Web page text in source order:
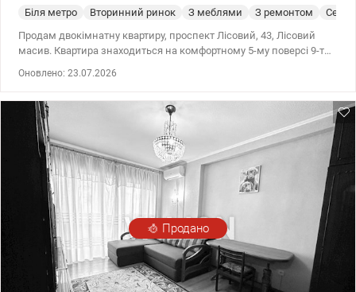
Біля метро Вторинний ринок З меблями З ремонтом
Продам двокімнатну квартиру, проспект Лісовий, 43, Лісовий
масив. Квартира знаходиться на комфортному 5-му поверсі 9-ти
технікою, що залишається новим власникам. Ліфт. Будинок
навпроти лісу Розвинена інфраструктура: садки, школи, дитячі
майданчики, магазини, кав'ярні, пошта. Зручна транспортна
розв'язка до метро Лісова - 15 хвилин на автобусі
Оновлено: 23.07.2026
Продано